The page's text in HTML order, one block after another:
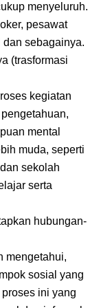
menyeluruh.
pesawat
dan sebagainya.
(trasformasi
kegiatan
mental
muda, seperti
sekolah
serta
hubungan-
mengetahui,
sosial yang
ini yang